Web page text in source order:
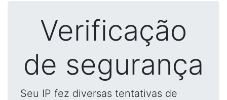
Verificação
de segurança
Seu IP fez diversas tentativas de